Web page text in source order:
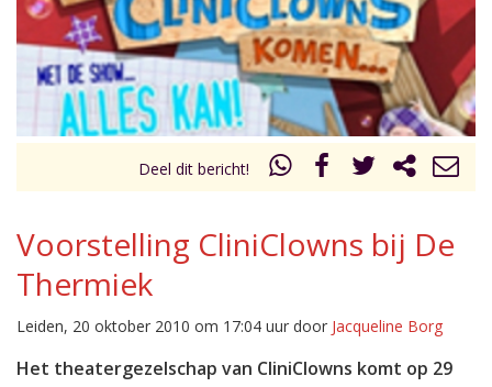
Inklappen
Deel dit bericht!
Voorstelling CliniClowns bij De
Thermiek
Leiden, 20 oktober 2010 om 17:04 uur door Jacqueline Borg
Het theatergezelschap van CliniClowns komt op 29